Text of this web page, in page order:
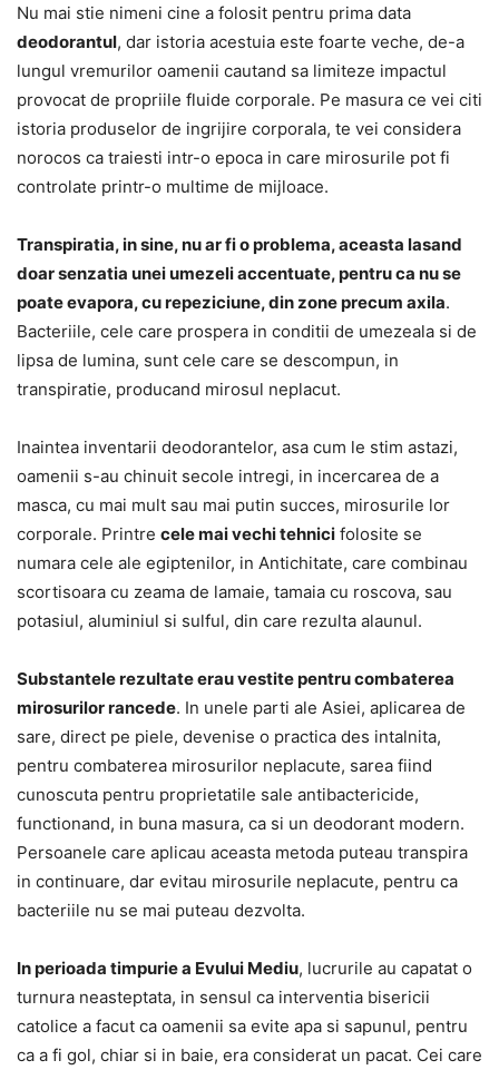
Nu mai stie nimeni cine a folosit pentru prima data
deodorantul, dar istoria acestuia este foarte veche, de-a
lungul vremurilor oamenii cautand sa limiteze impactul
provocat de propriile fluide corporale. Pe masura ce vei citi
istoria produselor de ingrijire corporala, te vei considera
norocos ca traiesti intr-o epoca in care mirosurile pot fi
controlate printr-o multime de mijloace.
Transpiratia, in sine, nu ar fi o problema, aceasta lasand
doar senzatia unei umezeli accentuate, pentru ca nu se
poate evapora, cu repeziciune, din zone precum axila.
Bacteriile, cele care prospera in conditii de umezeala si de
lipsa de lumina, sunt cele care se descompun, in
transpiratie, producand mirosul neplacut.
Inaintea inventarii deodorantelor, asa cum le stim astazi,
oamenii s-au chinuit secole intregi, in incercarea de a
masca, cu mai mult sau mai putin succes, mirosurile lor
corporale. Printre cele mai vechi tehnici folosite se
numara cele ale egiptenilor, in Antichitate, care combinau
scortisoara cu zeama de lamaie, tamaia cu roscova, sau
potasiul, aluminiul si sulful, din care rezulta alaunul.
Substantele rezultate erau vestite pentru combaterea
mirosurilor rancede. In unele parti ale Asiei, aplicarea de
sare, direct pe piele, devenise o practica des intalnita,
pentru combaterea mirosurilor neplacute, sarea fiind
cunoscuta pentru proprietatile sale antibactericide,
functionand, in buna masura, ca si un deodorant modern.
Persoanele care aplicau aceasta metoda puteau transpira
in continuare, dar evitau mirosurile neplacute, pentru ca
bacteriile nu se mai puteau dezvolta.
In perioada timpurie a Evului Mediu, lucrurile au capatat o
turnura neasteptata, in sensul ca interventia bisericii
catolice a facut ca oamenii sa evite apa si sapunul, pentru
ca a fi gol, chiar si in baie, era considerat un pacat. Cei care